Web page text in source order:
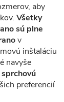
aby
Všetky
sú plne
v
inštaláciu
navyše
sprchovú
preferencií